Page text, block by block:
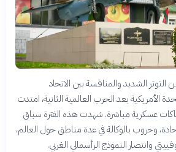
التوتر الشديد والمنافسة بين الاتحاد
الأمريكية بعد الحرب العالمية الثانية، امتدت
اشتباكات عسكرية مباشرة. شهدت هذه الفترة سباق
وحروب بالوكالة في عدة مناطق حول العالم،
وانتصار النموذج الرأسمالي الغربي.